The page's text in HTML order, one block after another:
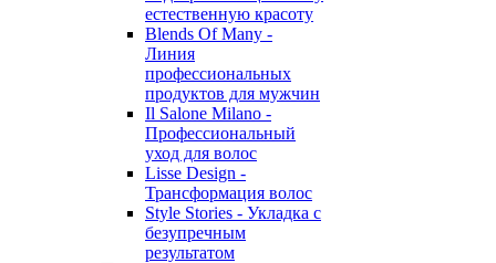
естественную красоту
Blends Of Many -
Линия
профессиональных
продуктов для мужчин
Il Salone Milano -
Профессиональный
уход для волос
Lisse Design -
Трансформация волос
Style Stories - Укладка с
безупречным
результатом